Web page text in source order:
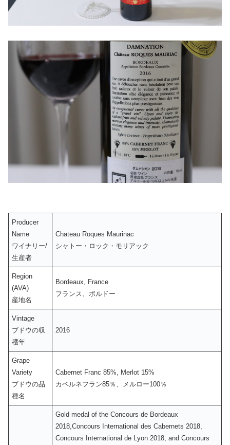
Producer
Name
ワイナリー/
生産者
Chateau Roques Maurinac
シャトー・ロック・モリアック
Region
(AVA)
産地名
Bordeaux, France
フランス、ボルドー
Vintage
ブドウの収
穫年
2016
Grape
Variety
ブドウの品
種名
Cabernet Franc 85%, Merlot 15%
カベルネフラン85％、メルロー100％
Gold medal of the Concours de Bordeaux
2018,Concours International des Cabernets 2018,
Concours International de Lyon 2018, and Concours